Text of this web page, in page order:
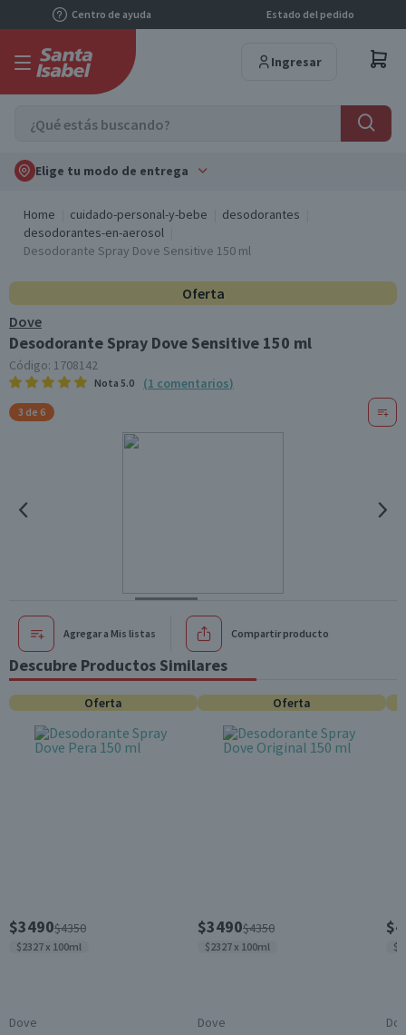
Centro de ayuda Estado del pedido
Ingresar
Elige tu modo de entrega
Home cuidado-personal-y-bebe
desodorantes
desodorantes-en-aerosol
Desodorante Spray Dove Sensitive 150 ml
Oferta
Dove
Desodorante Spray Dove Sensitive 150 ml
Código: 1708142
Nota 5.0 (1 comentarios)
3 de 6
Agregar a Mis listas Compartir producto
Descubre Productos Similares
Oferta
$3490$4350
$2327 x 100ml
Dove
Oferta
$3490$4350
$2327 x 100ml
Dove